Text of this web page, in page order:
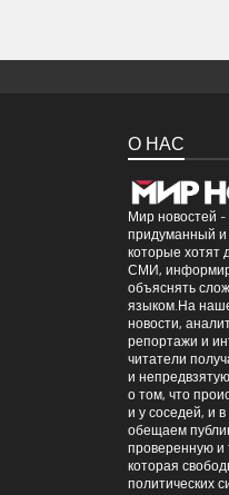
О НАС
Мир новостей -
придуманный
которые хотят
СМИ,
объяснять
языком.На
новости,
репортажи и
читатели
и
о том, что
и у соседей, и
обещаем
проверенную
которая
политических